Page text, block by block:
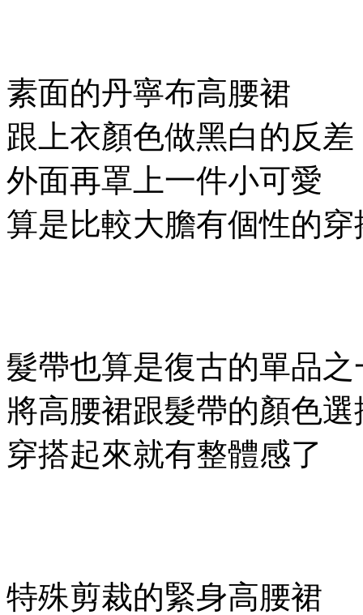
素面的丹寧布高腰裙
跟上衣顏色做黑白的反差
外面再罩上一件小可愛
算是比較大膽有個性的穿
髮帶也算是復古的單品之
將高腰裙跟髮帶的顏色
穿搭起來就有整體感了
特殊剪裁的緊身高腰裙